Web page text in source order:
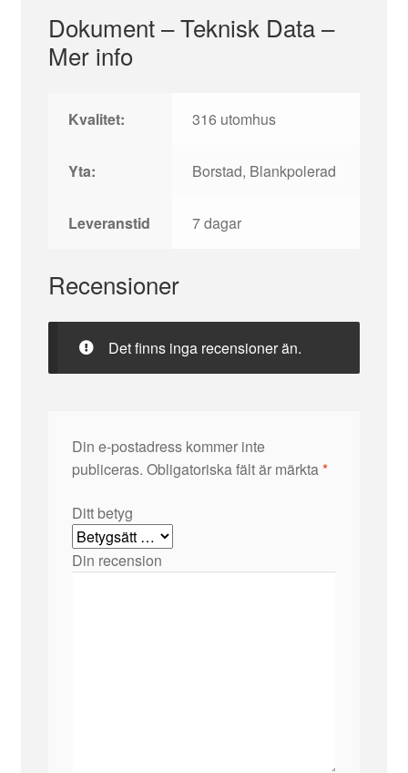
Dokument – Teknisk Data –
Mer info
Kvalitet: 316 utomhus
Yta: Borstad, Blankpolerad
Leveranstid 7 dagar
Recensioner
Det finns inga recensioner än.
Din e-postadress kommer inte
publiceras. Obligatoriska fält är märkta*
Ditt betyg
Din recension